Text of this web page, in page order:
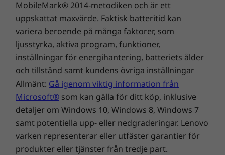
Förbli urkopplad med upp till 11 timmars batteritid
Höga prestanda
MobileMark® 2014-metodiken och är ett
uppskattat maxvärde. Faktisk batteritid kan
variera beroende på många faktorer, som
ljusstyrka, aktiva program, funktioner,
inställningar för energihantering, batteriets ålder
och tillstånd samt kundens övriga inställningar
Allmänt: Gå igenom viktig information från
Microsoft® som kan gälla för ditt köp, inklusive
detaljer om Windows 10, Windows 8, Windows 7
samt potentiella upp- eller nedgraderingar. Lenovo
varken representerar eller utfäster garantier för
produkter eller tjänster från tredje part.